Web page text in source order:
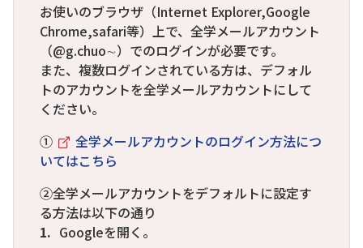
お使いのブラウザ（Internet Explorer,Google
Chrome,safari等）上で、全学メールアカウント
（@g.chuo∼）でのログインが必要です。
また、複数ログインされている方は、デフォル
トのアカウントを全学メールアカウントにして
ください。
①
全学メールアカウントのログイン方法につ
いてはこちら
②全学メールアカウントをデフォルトに設定す
る方法は以下の通り
Googleを開く。